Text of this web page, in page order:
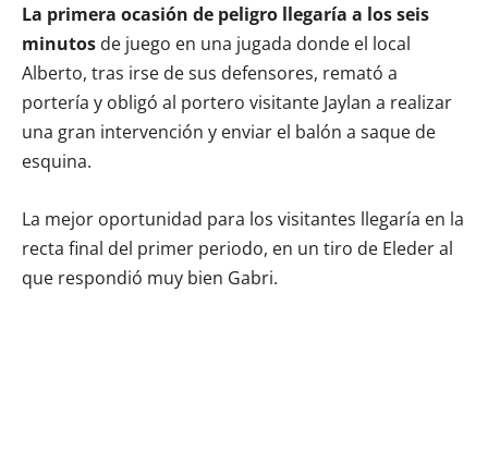
La primera ocasión de peligro llegaría a los seis
minutos de juego en una jugada donde el local
Alberto, tras irse de sus defensores, remató a
portería y obligó al portero visitante Jaylan a realizar
una gran intervención y enviar el balón a saque de
esquina.
La mejor oportunidad para los visitantes llegaría en la
recta final del primer periodo, en un tiro de Eleder al
que respondió muy bien Gabri.